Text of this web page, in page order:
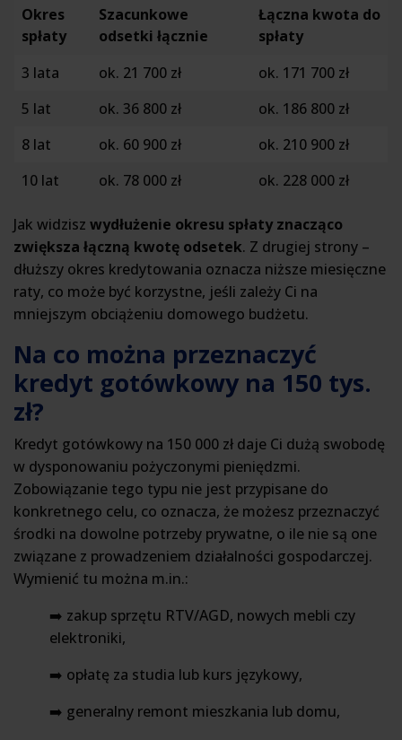
Okres
spłaty
Szacunkowe
odsetki łącznie
Łączna kwota do
spłaty
3 lata
ok. 21 700 zł
ok. 171 700 zł
5 lat
ok. 36 800 zł
ok. 186 800 zł
8 lat
ok. 60 900 zł
ok. 210 900 zł
10 lat
ok. 78 000 zł ok. 228 000 zł
Jak widzisz wydłużenie okresu spłaty znacząco
zwiększa łączną kwotę odsetek. Z drugiej strony –
dłuższy okres kredytowania oznacza niższe miesięczne
raty, co może być korzystne, jeśli zależy Ci na
mniejszym obciążeniu domowego budżetu.
Na co można przeznaczyć
kredyt gotówkowy na 150 tys.
zł?
Kredyt gotówkowy na 150 000 zł daje Ci dużą swobodę
w dysponowaniu pożyczonymi pieniędzmi.
Zobowiązanie tego typu nie jest przypisane do
konkretnego celu, co oznacza, że możesz przeznaczyć
środki na dowolne potrzeby prywatne, o ile nie są one
związane z prowadzeniem działalności gospodarczej.
Wymienić tu można m.in.:
➡️ zakup sprzętu RTV/AGD, nowych mebli czy
elektroniki,
➡️ opłatę za studia lub kurs językowy,
➡️ generalny remont mieszkania lub domu,